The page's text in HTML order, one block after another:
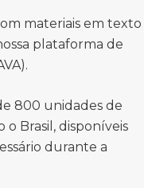
materiais em texto
plataforma de
800 unidades de
o Brasil, disponíveis
durante a